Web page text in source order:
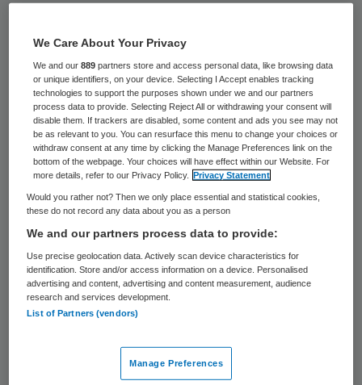
De wet BIG II moest onder meer een
onderscheid maken tussen gewone
verpleegkundigen en zogenoemde
regieverpleegkundigen. In de praktijk zou
het neerkomen om een scheidslijn tussen
mbo-verpleegkundigen en hbo-
verpleegkundigen. De wet leek op koers om
te worden gerealiseerd, toen halverwege
2019 beroepsvereniging V&VN zich achter
het voorstel schaarde. De achterban van de
vereniging was het hier echter niet mee
eens en kwam massaal in opstand. Veel
moeten omscholen om hun huidige werk te
mogen blijven doen. Het bestuur van de
We Care About Your Privacy
We and our889 partners store and access personal data, like browsing data
or unique identifiers, on your device. Selecting I Accept enables tracking
technologies to support the purposes shown under we and our partners
process data to provide. Selecting Reject All or withdrawing your consent will
disable them. If trackers are disabled, some content and ads you see may not
be as relevant to you. You can resurface this menu to change your choices or
withdraw consent at any time by clicking the Manage Preferences link on the
bottom of the webpage. Your choices will have effect within our Website. For
more details, refer to our Privacy Policy.
Privacy Statement
Would you rather not? Then we only place essential and statistical cookies,
these do not record any data about you as a person
We and our partners process data to provide:
Use precise geolocation data. Actively scan device characteristics for
identification. Store and/or access information on a device. Personalised
advertising and content, advertising and content measurement, audience
research and services development.
List of Partners (vendors)
Manage Preferences